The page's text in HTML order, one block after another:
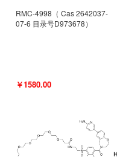
RMC-4998（ Cas 2642037-
07-6 目录号D973678）
￥1580.00